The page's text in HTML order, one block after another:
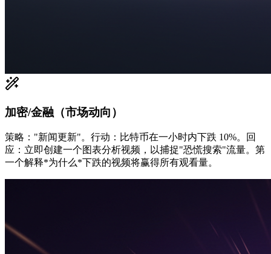
加密/金融（市场动向）
策略："新闻更新"。行动：比特币在一小时内下跌 10%。回
应：立即创建一个图表分析视频，以捕捉"恐慌搜索"流量。第
一个解释*为什么*下跌的视频将赢得所有观看量。